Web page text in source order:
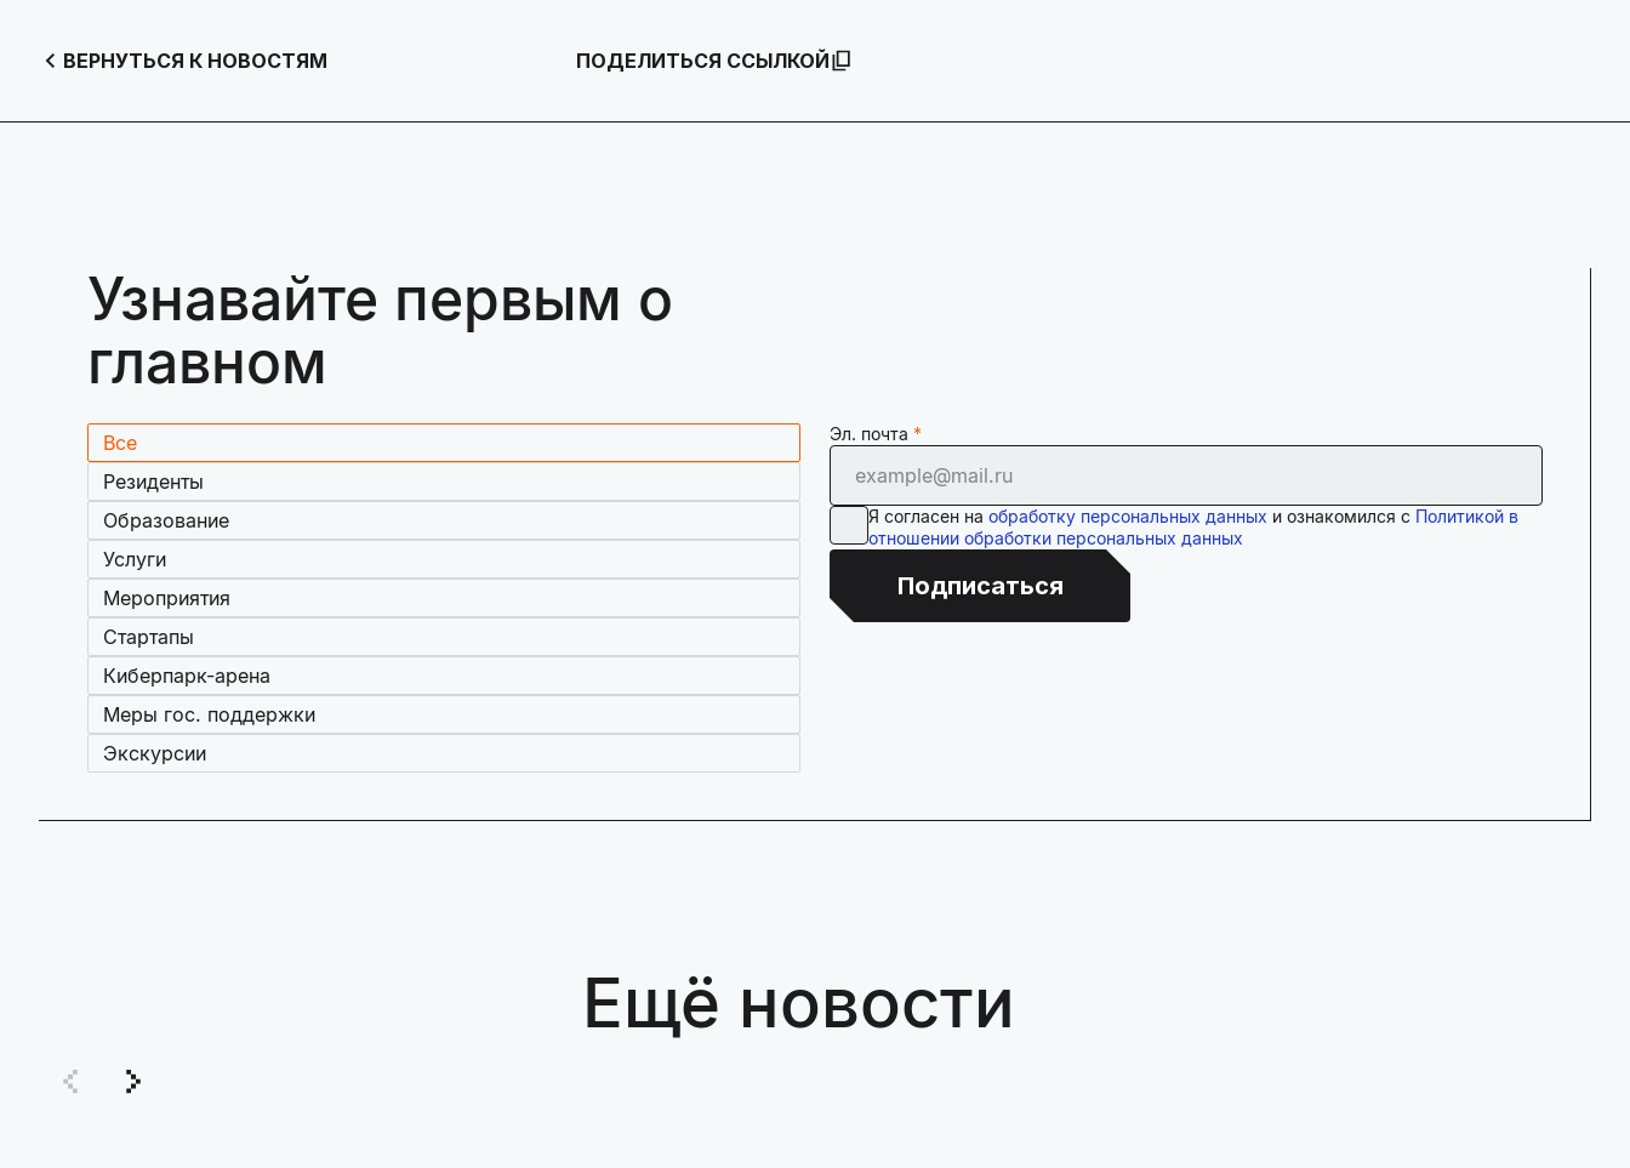
ВЕРНУТЬСЯ К НОВОСТЯМ ПОДЕЛИТЬСЯ ССЫЛКОЙ
Узнавайте первым о
главном
Все
Резиденты
Образование
Услуги
Мероприятия
Стартапы
Киберпарк-арена
Меры гос. поддержки
Экскурсии
Эл. почта
Я согласен на обработку персональных данных и ознакомился с Политикой в
отношении обработки персональных данных
Подписаться
Ещё новости